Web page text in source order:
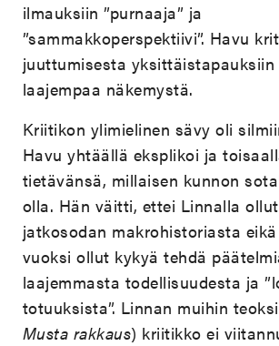
ilmauksiin ”purnaaja” ja
”sammakkoperspektiivi”. Havu
juuttumisesta yksittäistapauksiin
laajempaa näkemystä.
Kriitikon ylimielinen sävy oli
Havu yhtäällä eksplikoi ja
tietävänsä, millaisen kunnon
olla. Hän väitti, ettei Linnalla
jatkosodan makrohistoriasta
vuoksi ollut kykyä tehdä
laajemmasta todellisuudesta ja
totuuksista”. Linnan muihin
Musta rakkaus) kriitikko ei